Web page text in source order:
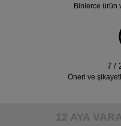
Binlerce ürün
7 /
Öneri ve
12 AYA